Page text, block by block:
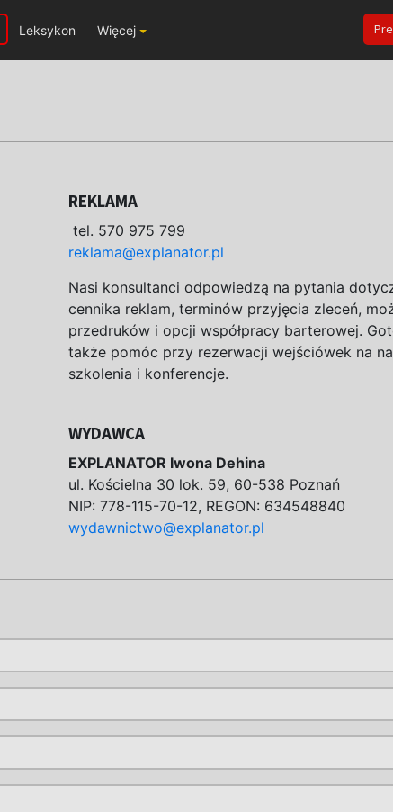
Leksykon Więcej
REKLAMA
tel. 570 975 799
reklama@explanator.pl
Nasi konsultanci odpowiedzą na pytania
cennika reklam, terminów przyjęcia zleceń,
przedruków i opcji współpracy barterowej.
także pomóc przy rezerwacji wejściówek na
szkolenia i konferencje.
WYDAWCA
EXPLANATOR Iwona Dehina
ul. Kościelna 30 lok. 59, 60-538 Poznań
NIP: 778-115-70-12, REGON: 634548840
wydawnictwo@explanator.pl